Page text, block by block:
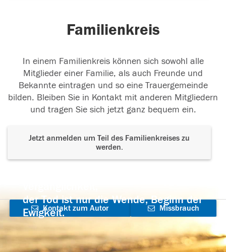
Familienkreis
In einem Familienkreis können sich sowohl alle
Mitglieder einer Familie, als auch Freunde und
Bekannte eintragen und so eine Trauergemeinde
bilden. Bleiben Sie in Kontakt mit anderen Mitgliedern
und tragen Sie sich jetzt ganz bequem ein.
Jetzt anmelden um Teil des Familienkreises zu
werden.
der Tod ist nur die Wende, Beginn der
Ewigkeit.
Kontakt zum Autor
aufnehmen
Missbrauch